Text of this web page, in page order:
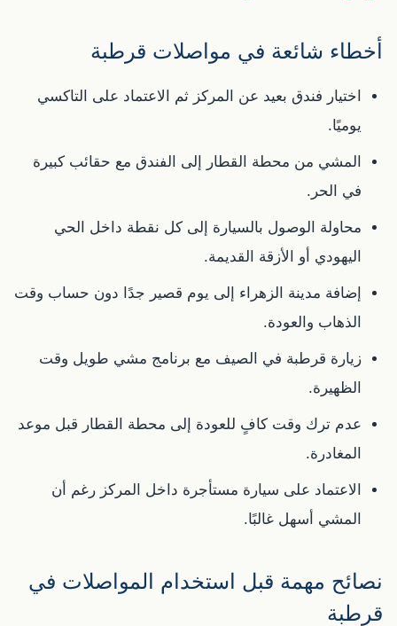
أخطاء شائعة في مواصلات قرطبة
اختيار فندق بعيد عن المركز ثم الاعتماد على التاكسي
يوميًا.
المشي من محطة القطار إلى الفندق مع حقائب كبيرة
في الحر.
محاولة الوصول بالسيارة إلى كل نقطة داخل الحي
اليهودي أو الأزقة القديمة.
إضافة مدينة الزهراء إلى يوم قصير جدًا دون حساب وقت
الذهاب والعودة.
زيارة قرطبة في الصيف مع برنامج مشي طويل وقت
الظهيرة.
عدم ترك وقت كافٍ للعودة إلى محطة القطار قبل موعد
المغادرة.
الاعتماد على سيارة مستأجرة داخل المركز رغم أن
المشي أسهل غالبًا.
نصائح مهمة قبل استخدام المواصلات في
قرطبة